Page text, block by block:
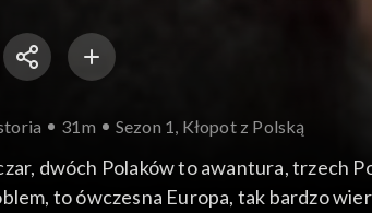
31m Sezon 1, Kłopot z Polską
dwóch Polaków to awantura, trzech
to ówczesna Europa, tak bardzo